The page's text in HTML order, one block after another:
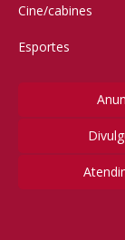
Cine/cabines
Esportes